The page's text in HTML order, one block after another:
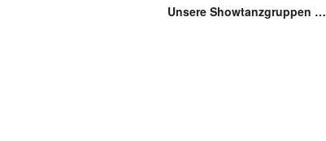
Unsere Showtanzgruppen …